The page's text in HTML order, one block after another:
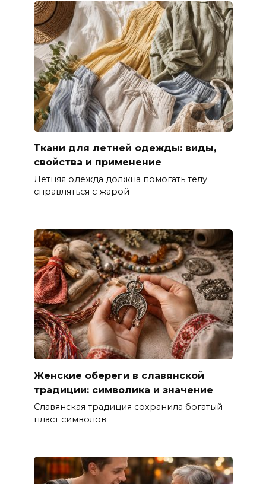
Ткани для летней одежды: виды,
свойства и применение
Летняя одежда должна помогать телу
справляться с жарой
Женские обереги в славянской
традиции: символика и значение
Славянская традиция сохранила богатый
пласт символов